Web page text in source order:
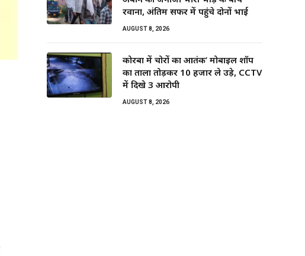
रवाना, अंतिम सफर में पहुंचे दोनों भाई
AUGUST 8, 2026
कोरबा में चोरों का आतंक’ मोबाइल शॉप
का ताला तोड़कर ₹10 हजार ले उड़े, CCTV
में दिखे 3 आरोपी
AUGUST 8, 2026